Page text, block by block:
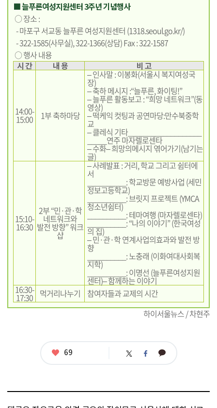
■ 늘푸른여성지원센터 3주년 기념행사
○ 장소 :
- 마포구 서교동 늘푸른 여성지원센터 (1318.seoul.go.kr/)
- 322-1585(사무실), 322-1366(상담) Fax : 322-1587
○ 행사 내용
시 간
내 용 비 고
14:00-
15:00 1부 축하마당
– 인사말 : 이봉화(서울시 복지여성국
장)
– 축하 메시지 :“늘푸른, 화이팅!”
– 늘푸른 활동보고 : “희망 네트워크”(동
영상)
– 떡케익 컷팅과 공연마당:만수북중학
교
– 클레식 기타___________________
_____연주 마자렐로센타
– 수화– 희망의메시지 엮어가기(남기는
글)
15:10-
16:30
2부 “민·관·학
네트워크와
발전 방향” 워크
샵
– 사례발표 : 거리, 학교 그리고 쉼터에
서
__________: 학교방문 예방사업 (세민
정보고등학교)
__________: 브릿지 프로젝트 (YMCA
청소년쉼터)
__________: 테마여행 (마자렐로센타)
__________: “나의 이야기” (한국여성
의 집)
– 민·관·학 연계사업의효과와 발전 방
향
__________: 노충래 (이화여대사회복
지학)
__________: 이명선 (늘푸른여성지원
센터)– 함께하는 이야기
16:30-
17:30 먹거리나누기
참여자들과 교제의 시간
하이서울뉴스 / 차현주
좋
69 트 페 카